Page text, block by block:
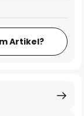
Artikel?